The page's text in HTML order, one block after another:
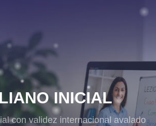
INICIAL
con validez internacional avalado